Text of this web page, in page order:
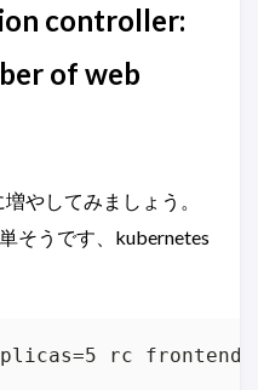
controller:
of web
やしてみましょう。
そうです、kubernetes
rc frontend